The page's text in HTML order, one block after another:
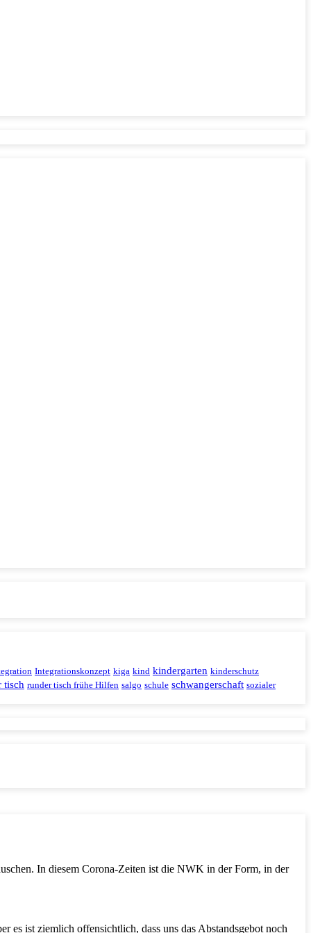
Integrationskonzept kiga kind kindergarten kinderschutz
tisch runder tisch frühe Hilfen salgo schule schwangerschaft sozialer
In diesem Corona-Zeiten ist die NWK in der Form, in der
es ist ziemlich offensichtlich, dass uns das Abstandsgebot noch